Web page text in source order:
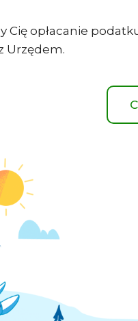
Cię opłacanie
Urzędem.